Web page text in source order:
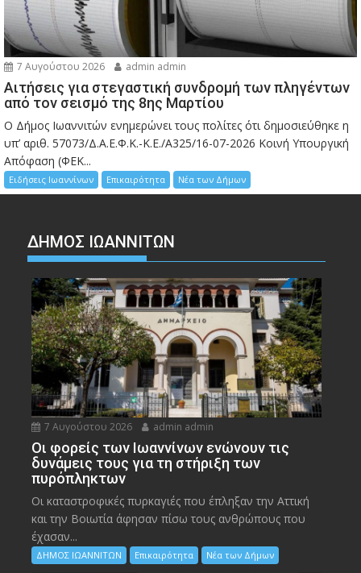
7 Αυγούστου 2026 admin admin
Αιτήσεις για στεγαστική συνδρομή των πληγέντων
από τον σεισμό της 8ης Μαρτίου
Ο Δήμος Ιωαννιτών ενημερώνει τους πολίτες ότι δημοσιεύθηκε η
υπ’ αριθ. 57073/Δ.Α.Ε.Φ.Κ.-Κ.Ε./Α325/16-07-2026 Κοινή Υπουργική
Απόφαση (ΦΕΚ...
Ειδήσεις Ιωαννίνων Επικαιρότητα Νέα των Δήμων
ΔΗΜΟΣ ΙΩΑΝΝΙΤΩΝ
7 Αυγούστου 2026 admin admin
Οι φορείς των Ιωαννίνων ενώνουν τις
δυνάμεις τους για τη στήριξη των
πυρόπληκτων
Οι καταστροφικές πυρκαγιές που έπληξαν την Αττική
και την Bοιωτία άφησαν πίσω τους ανθρώπους που
έχασαν...
ΔΗΜΟΣ ΙΩΑΝΝΙΤΩΝ Επικαιρότητα Νέα των Δήμων